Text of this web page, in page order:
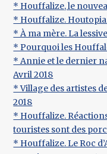
* Houffalize, le
* Houffalize.
* À ma mère. La
* Pourquoi les
* Annie et le dernier
Avril 2018
* Village des artistes
2018
* Houffalize.
touristes sont des
* Houffalize. Le Roc